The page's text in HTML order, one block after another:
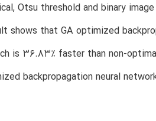
Otsu threshold and binary
shows that GA optimized
is 36.83% faster than non-
backpropagation neural